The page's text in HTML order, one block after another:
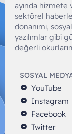
ayında hizmete
sektörel
donanımı,
yazılımlar gibi
değerli
SOSYAL
YouTube
Instagram
Facebook
Twitter